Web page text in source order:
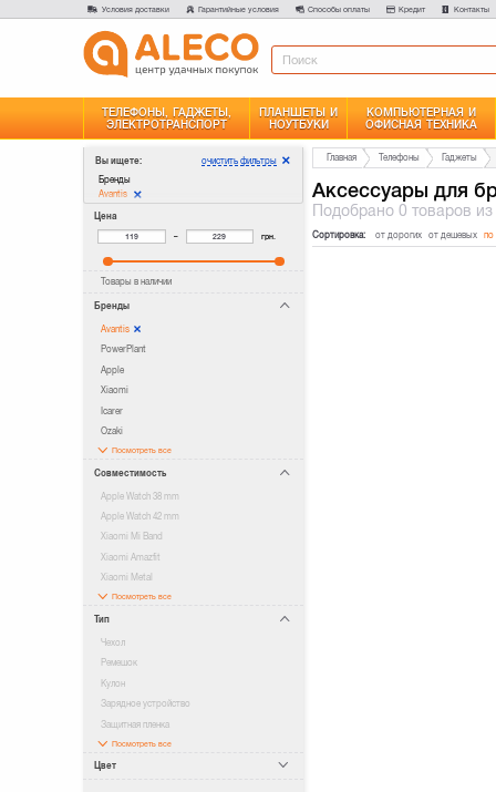
Условия доставки Гарантийные условия Способы оплаты Кредит Контакты
ТЕЛЕФОНЫ, ГАДЖЕТЫ,
ЭЛЕКТРОТРАНСПОРТ
ПЛАНШЕТЫ И
НОУТБУКИ
КОМПЬЮТЕРНАЯ И
ОФИСНАЯ ТЕХНИКА
Вы ищете:
Бренды
Avantis
очистить фильтры
Цена
– грн.
Товары в наличии
Бренды
Avantis
PowerPlant
Apple
Xiaomi
Icarer
Ozaki
Посмотреть все
Совместимость
Apple Watch 38 mm
Apple Watch 42 mm
Xiaomi Mi Band
Xiaomi Amazfit
Xiaomi Metal
Посмотреть все
Тип
Чехол
Ремешок
Кулон
Зарядное устройство
Защитная пленка
Посмотреть все
Цвет
Главная Телефоны Гаджеты
Аксессуары для
Подобрано0 товаров
Сортировка: от дорогих от дешевых по